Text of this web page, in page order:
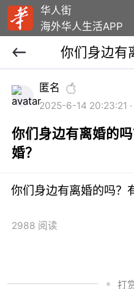
华人街
海外华人生活APP
匿名
2025-6-14 20:23:21 ·
你们身边有离婚的
婚？
你们身边有离婚的吗？
2988 阅读
打